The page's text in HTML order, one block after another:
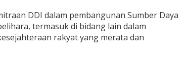
DDI dalam pembangunan Sumber Daya
termasuk di bidang lain dalam
rakyat yang merata dan